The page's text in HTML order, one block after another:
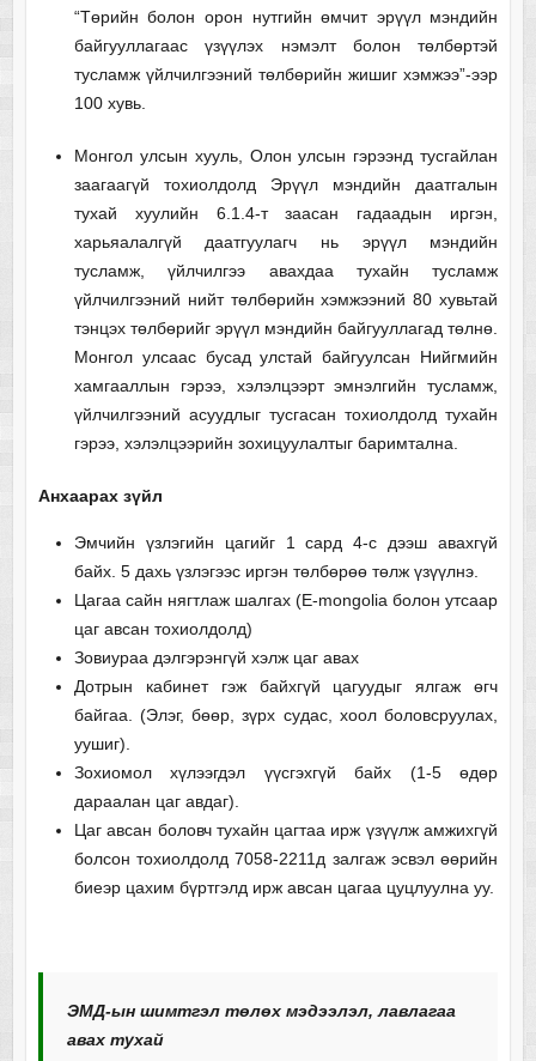
“Төрийн болон орон нутгийн өмчит эрүүл мэндийн
байгууллагаас үзүүлэх нэмэлт болон төлбөртэй
тусламж үйлчилгээний төлбөрийн жишиг хэмжээ”-ээр
100 хувь.
Монгол улсын хууль, Олон улсын гэрээнд тусгайлан
заагаагүй тохиолдолд Эрүүл мэндийн даатгалын
тухай хуулийн 6.1.4-т заасан гадаадын иргэн,
харьяалалгүй даатгуулагч нь эрүүл мэндийн
тусламж, үйлчилгээ авахдаа тухайн тусламж
үйлчилгээний нийт төлбөрийн хэмжээний 80 хувьтай
тэнцэх төлбөрийг эрүүл мэндийн байгууллагад төлнө.
Монгол улсаас бусад улстай байгуулсан Нийгмийн
хамгааллын гэрээ, хэлэлцээрт эмнэлгийн тусламж,
үйлчилгээний асуудлыг тусгасан тохиолдолд тухайн
гэрээ, хэлэлцээрийн зохицуулалтыг баримтална.
Анхаарах зүйл
Эмчийн үзлэгийн цагийг 1 сард 4-с дээш авахгүй
байх. 5 дахь үзлэгээс иргэн төлбөрөө төлж үзүүлнэ.
Цагаа сайн нягтлаж шалгах (Е-mongolia болон утсаар
цаг авсан тохиолдолд)
Зовиураа дэлгэрэнгүй хэлж цаг авах
Дотрын кабинет гэж байхгүй цагуудыг ялгаж өгч
байгаа. (Элэг, бөөр, зүрх судас, хоол боловсруулах,
уушиг).
Зохиомол хүлээгдэл үүсгэхгүй байх (1-5 өдөр
дараалан цаг авдаг).
Цаг авсан боловч тухайн цагтаа ирж үзүүлж амжихгүй
болсон тохиолдолд 7058-2211д залгаж эсвэл өөрийн
биеэр цахим бүртгэлд ирж авсан цагаа цуцлуулна уу.
ЭМД-ын шимтгэл төлөх мэдээлэл, лавлагаа
авах тухай